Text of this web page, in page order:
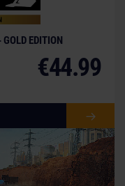
EDITION
€44.99